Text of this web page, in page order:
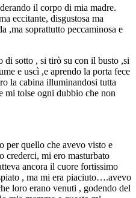
il corpo di mia madre.
eccitante, disgustosa ma
,ma soprattutto peccaminosa e
di sotto , si tirò su con il busto ,si
e uscì ,e aprendo la porta fece
la cabina illuminandosi tutta
mi tolse ogni dubbio che non
per quello che avevo visto e
crederci, mi ero masturbato
ancora il cuore fortissimo
, ma mi era piaciuto….avevo
loro erano venuti , godendo del